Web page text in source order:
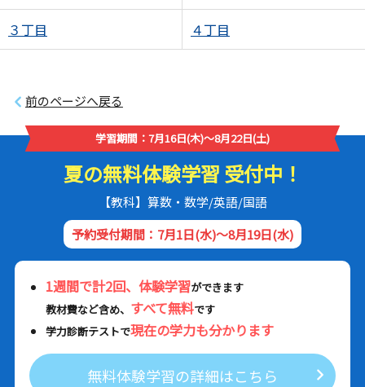
３丁目 ４丁目
前のページへ戻る
学習期間：7月16日(木)～8月22日(土)
夏の無料体験学習 受付中！
【教科】算数・数学/英語/国語
予約受付期間：7月1日(水)～8月19日(水)
1週間で計2回、体験学習ができます
教材費など含め、 すべて無料です
学力診断テストで現在の学力も分かります
無料体験学習の詳細はこちら